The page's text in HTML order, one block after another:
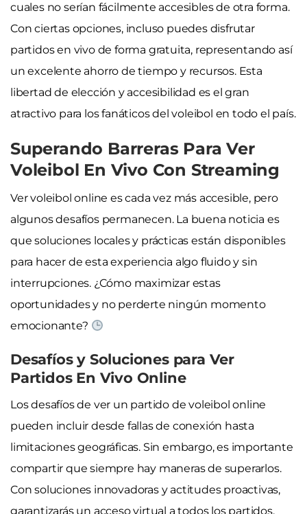
cuales no serían fácilmente accesibles de otra forma.
Con ciertas opciones, incluso puedes disfrutar
partidos en vivo de forma gratuita, representando así
un excelente ahorro de tiempo y recursos. Esta
libertad de elección y accesibilidad es el gran
atractivo para los fanáticos del voleibol en todo el país.
Superando Barreras Para Ver
Voleibol En Vivo Con Streaming
Ver voleibol online es cada vez más accesible, pero
algunos desafíos permanecen. La buena noticia es
que soluciones locales y prácticas están disponibles
para hacer de esta experiencia algo fluido y sin
interrupciones. ¿Cómo maximizar estas
oportunidades y no perderte ningún momento
emocionante?
Desafíos y Soluciones para Ver
Partidos En Vivo Online
Los desafíos de ver un partido de voleibol online
pueden incluir desde fallas de conexión hasta
limitaciones geográficas. Sin embargo, es importante
compartir que siempre hay maneras de superarlos.
Con soluciones innovadoras y actitudes proactivas,
garantizarás un acceso virtual a todos los partidos,